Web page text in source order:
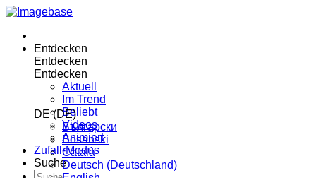
Entdecken
Entdecken
Entdecken
Aktuell
Im Trend
Beliebt
Videos
Animiert
Zufall-Modus
Suche
DE (DE)
Български
Bosanski
Сatalà
Deutsch (Deutschland)